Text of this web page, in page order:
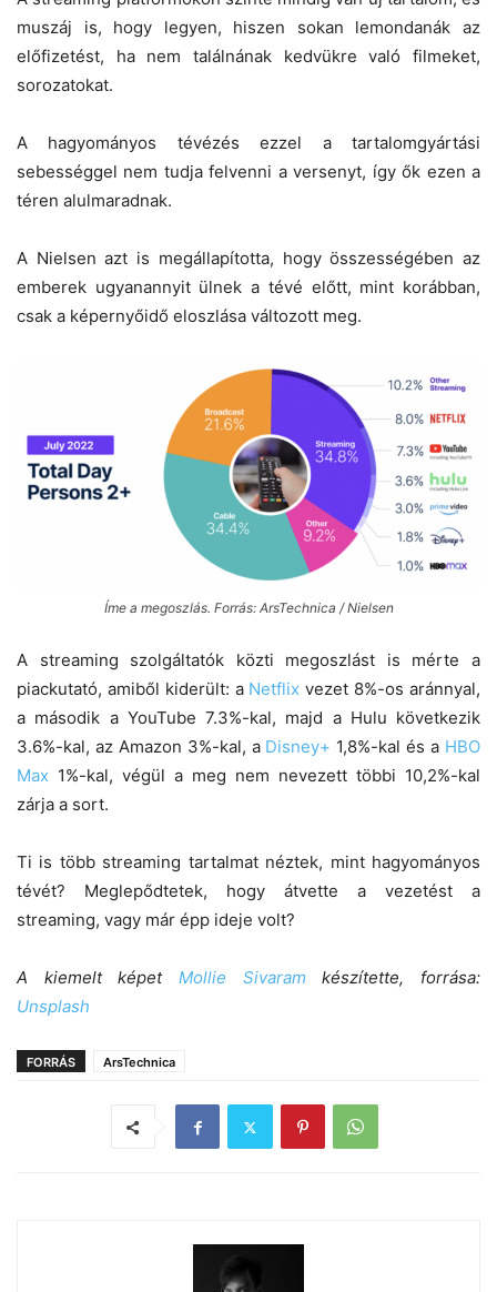
muszáj is, hogy legyen, hiszen sokan lemondanák az
előfizetést, ha nem találnának kedvükre való filmeket,
sorozatokat.
A hagyományos tévézés ezzel a tartalomgyártási
sebességgel nem tudja felvenni a versenyt, így ők ezen a
téren alulmaradnak.
A Nielsen azt is megállapította, hogy összességében az
emberek ugyanannyit ülnek a tévé előtt, mint korábban,
csak a képernyőidő eloszlása változott meg.
Íme a megoszlás. Forrás: ArsTechnica / Nielsen
A streaming szolgáltatók közti megoszlást is mérte a
piackutató, amiből kiderült: a Netflix vezet 8%-os aránnyal,
a második a YouTube 7.3%-kal, majd a Hulu következik
3.6%-kal, az Amazon 3%-kal, a Disney+ 1,8%-kal és a HBO
Max 1%-kal, végül a meg nem nevezett többi 10,2%-kal
zárja a sort.
Ti is több streaming tartalmat néztek, mint hagyományos
tévét? Meglepődtetek, hogy átvette a vezetést a
streaming, vagy már épp ideje volt?
A kiemelt képet Mollie Sivaram készítette, forrása:
Unsplash
FORRÁS ArsTechnica